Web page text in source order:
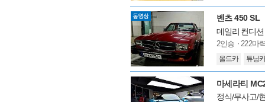
벤츠 450 SL
데일리 컨디션
모
옵
2인승 222마
올드카 튜닝카
마세라티
정식/무사고/